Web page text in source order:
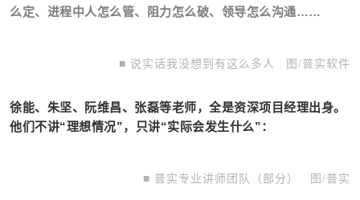
么定、进程中人怎么管、阻力怎么破、领导怎么沟通……
■ 说实话我没想到有这么多人 图/普实软件
徐能、 朱坚、
阮维昌、张磊等老师，全是资深项目经理出身。
他们不讲“理想情况”，只讲“实际会发生什么”：
■ 普实专业讲师团队（部分） 图/普实